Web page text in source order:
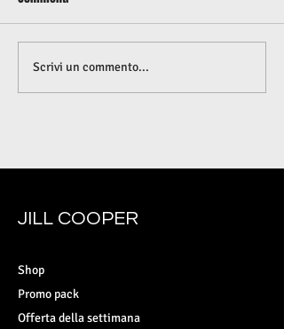
ALLENATI IN CITTÀ
Scrivi un commento...
JILL COOPER
Shop
Promo pack
Offerta della settimana